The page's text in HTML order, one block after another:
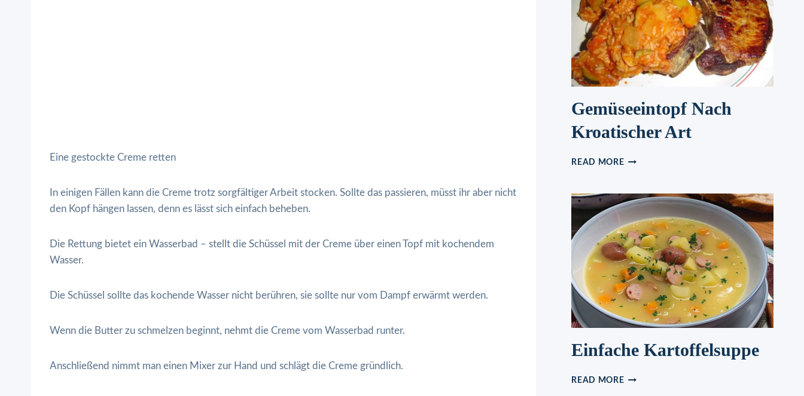
Eine gestockte Creme retten
In einigen Fällen kann die Creme trotz sorgfältiger Arbeit stocken. Sollte das passieren, müsst ihr aber nicht
den Kopf hängen lassen, denn es lässt sich einfach beheben.
Die Rettung bietet ein Wasserbad – stellt die Schüssel mit der Creme über einen Topf mit kochendem
Wasser.
Die Schüssel sollte das kochende Wasser nicht berühren, sie sollte nur vom Dampf erwärmt werden.
Wenn die Butter zu schmelzen beginnt, nehmt die Creme vom Wasserbad runter.
Anschließend nimmt man einen Mixer zur Hand und schlägt die Creme gründlich.
Gemüseeintopf Nach
Kroatischer Art
READ MOREGEMÜSEEINTOPF
ART
Einfache Kartoffelsuppe
READ MOREEINFACHE